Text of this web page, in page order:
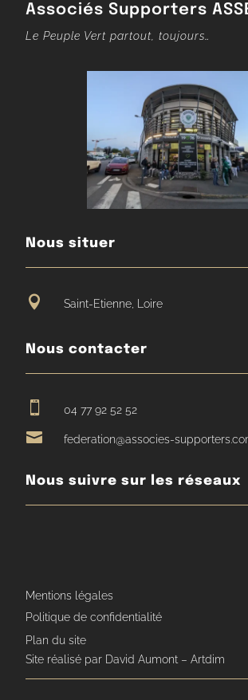
Associés Supporters
Le Peuple Vert partout, toujours…
Nous situer
 Saint-Etienne, Loire
Nous contacter
 04 77 92 52 52
 federation@associes-
Nous suivre sur les réseaux
Mentions légales
Politique de confidentialité
Plan du site
Site réalisé par David Aumont – Artdim